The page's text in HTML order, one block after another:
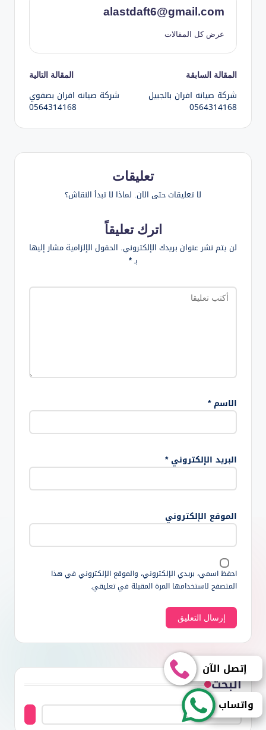
alastdaft6@gmail.com
عرض كل المقالات
تصفّح
المقالات
المقالة السابقة
شركة صيانه افران بالجبيل
0564314168
المقالة التالية
شركة صيانه افران بصفوي
0564314168
تعليقات
لا تعليقات حتى الآن. لماذا لا تبدأ النقاش؟
اترك تعليقاً
لن يتم نشر عنوان بريدك الإلكتروني. الحقول الإلزامية مشار إليها
بـ*
الاسم*
البريد الإلكتروني*
الموقع الإلكتروني
احفظ اسمي، بريدي الإلكتروني، والموقع الإلكتروني في هذا
المتصفح لاستخدامها المرة المقبلة في تعليقي.
البحث
إتصل الآن
واتساب